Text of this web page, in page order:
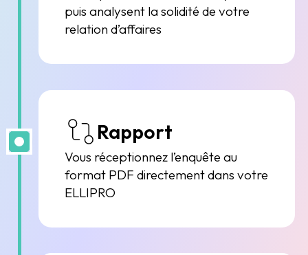
puis analysent la solidité de votre
relation d’affaires
Rapport
Vous réceptionnez l’enquête au
format PDF directement dans votre
ELLIPRO